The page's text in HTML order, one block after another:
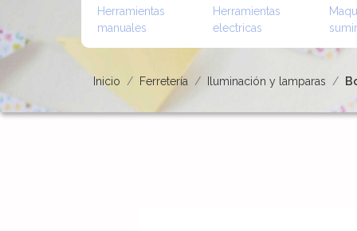
Herramientas
manuales
Herramientas
electricas
Inicio Ferretería Iluminación y lamparas